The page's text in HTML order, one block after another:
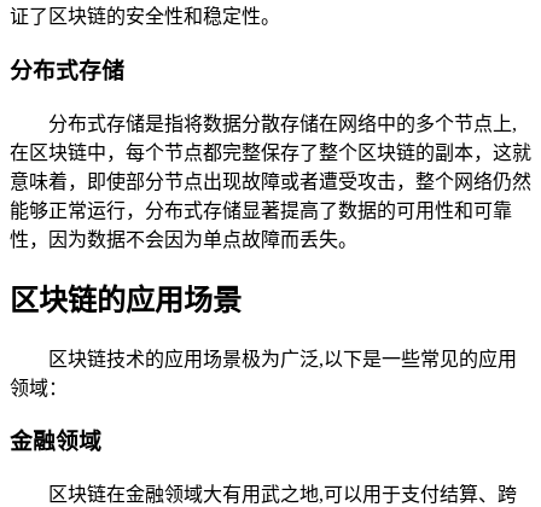
证了区块链的安全性和稳定性。
分布式存储
分布式存储是指将数据分散存储在网络中的多个节点上,
在区块链中，每个节点都完整保存了整个区块链的副本，这就
意味着，即使部分节点出现故障或者遭受攻击，整个网络仍然
能够正常运行，分布式存储显著提高了数据的可用性和可靠
性，因为数据不会因为单点故障而丢失。
区块链的应用场景
区块链技术的应用场景极为广泛,以下是一些常见的应用
领域：
金融领域
区块链在金融领域大有用武之地,可以用于支付结算、跨